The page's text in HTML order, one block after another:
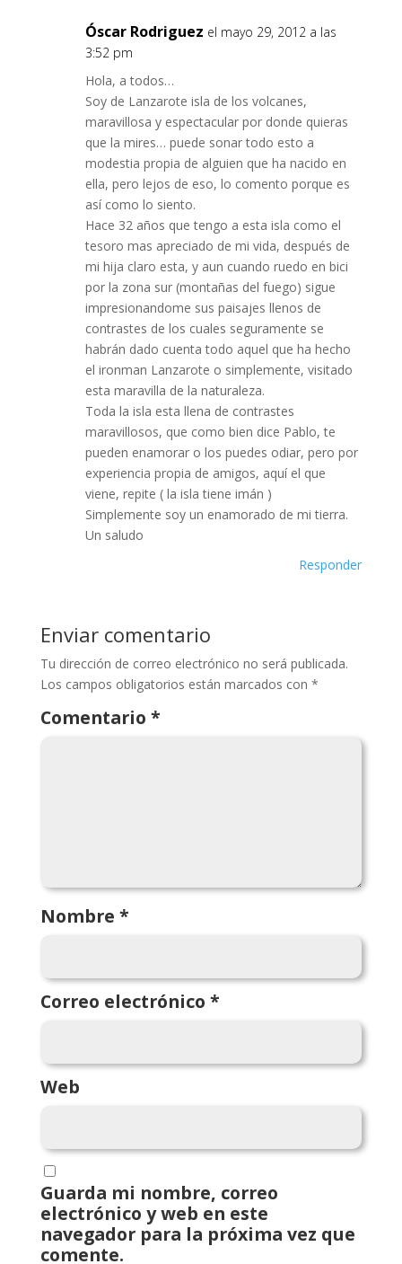
Óscar Rodriguez el mayo 29, 2012 a las
3:52 pm
Hola, a todos…
Soy de Lanzarote isla de los volcanes,
maravillosa y espectacular por donde quieras
que la mires… puede sonar todo esto a
modestia propia de alguien que ha nacido en
ella, pero lejos de eso, lo comento porque es
así como lo siento.
Hace 32 años que tengo a esta isla como el
tesoro mas apreciado de mi vida, después de
mi hija claro esta, y aun cuando ruedo en bici
por la zona sur (montañas del fuego) sigue
impresionandome sus paisajes llenos de
contrastes de los cuales seguramente se
habrán dado cuenta todo aquel que ha hecho
el ironman Lanzarote o simplemente, visitado
esta maravilla de la naturaleza.
Toda la isla esta llena de contrastes
maravillosos, que como bien dice Pablo, te
pueden enamorar o los puedes odiar, pero por
experiencia propia de amigos, aquí el que
viene, repite ( la isla tiene imán )
Simplemente soy un enamorado de mi tierra.
Un saludo
Responder
Enviar comentario
Tu dirección de correo electrónico no será publicada.
Los campos obligatorios están marcados con *
Comentario *
Nombre *
Correo electrónico *
Web
Guarda mi nombre, correo
electrónico y web en este
navegador para la próxima vez que
comente.